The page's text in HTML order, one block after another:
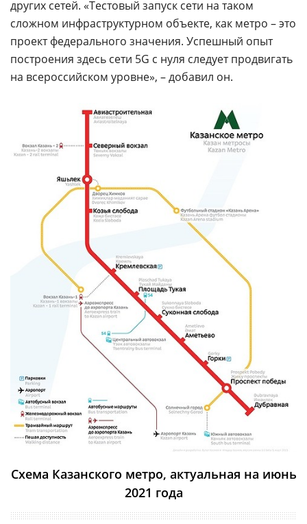
других сетей. «Тестовый запуск сети на таком
сложном инфраструктурном объекте, как метро – это
проект федерального значения. Успешный опыт
построения здесь сети 5G с нуля следует продвигать
на всероссийском уровне», – добавил он.
Схема Казанского метро, актуальная на июнь
2021 года